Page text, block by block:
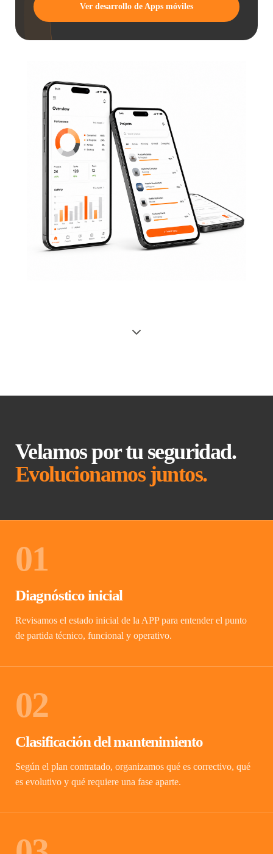
Ver desarrollo de Apps móviles
Velamos por tu seguridad.
Evolucionamos juntos.
01
Diagnóstico inicial
Revisamos el estado inicial de la APP para entender el punto
de partida técnico, funcional y operativo.
02
Clasificación del mantenimiento
Según el plan contratado, organizamos qué es correctivo, qué
es evolutivo y qué requiere una fase aparte.